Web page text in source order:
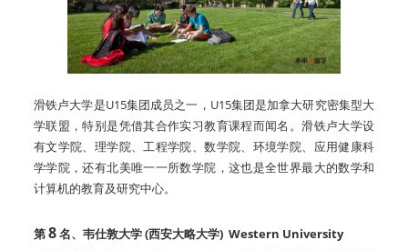
滑铁卢大学是U15集团成员之一，U15集团是加拿大研究密集型大
学联盟，特别是凭借其合作实习教育课程而闻名。滑铁卢大学设
有文学院、理学院、工程学院、数学院、环境学院、应用健康科
学学院，还有北美唯一一所数学院，这也是全世界最大的数学和
计算机的教育及研究中心。
第8名、 韦仕敦大学(西安大略大学) Western University